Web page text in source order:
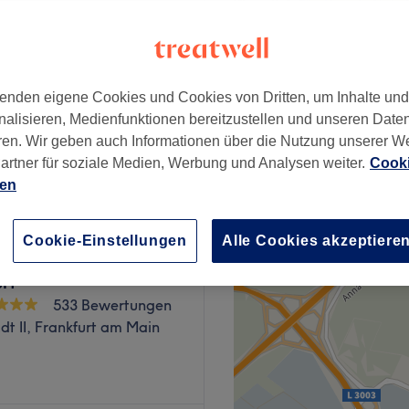
ab109 €
Bar - Skyline Plaza als
für Schöne Haut -
533 Bewertungen
II, Frankfurt am Main
eigene Cookies und Cookies von Dritten, um Inhalte
Medienfunktionen bereitzustellen und unseren
Wir geben auch Informationen über die Nutzung unserer
für soziale Medien, Werbung und Analysen weiter.
Cookie-Einstellungen Alle Cookies akzeptieren